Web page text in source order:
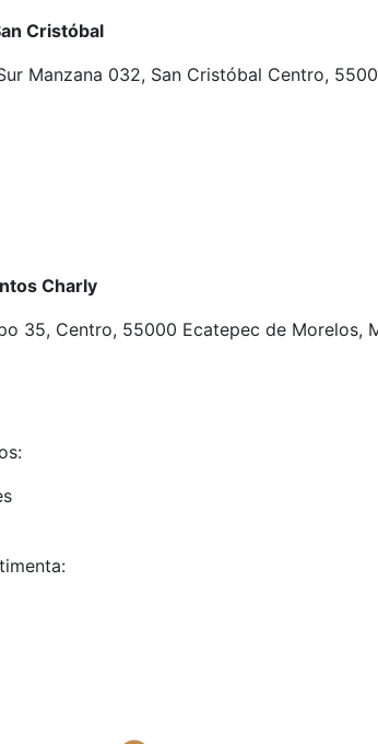
Cristóbal
Manzana 032, San Cristóbal Centro,
Charly
35, Centro, 55000 Ecatepec de Morelos,